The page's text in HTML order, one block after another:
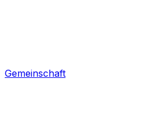
Gemeinschaft